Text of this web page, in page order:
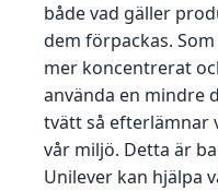
både vad gäller
dem förpackas.
mer koncentrerat
använda en mindre
tvätt så efterlämnar
vår miljö. Detta är
Unilever kan hjälpa